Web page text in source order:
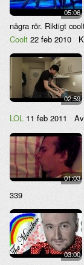
Om sidan ↓
05:06
några rör. Riktigt
Coolt 22 feb 2010
02:59
LOL 11 feb 2011
01:03
339
03:00